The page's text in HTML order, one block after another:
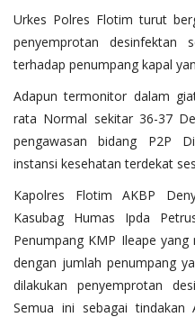
Urkes Polres Flotim turut
penyemprotan desinfektan
terhadap penumpang kapal
Adapun termonitor dalam
rata Normal sekitar 36-37
pengawasan bidang P2P
instansi kesehatan terdekat
Kapolres Flotim AKBP
Kasubag Humas Ipda
Penumpang KMP Ileape
dengan jumlah penumpang
dilakukan penyemprotan
Semua ini sebagai tindakan